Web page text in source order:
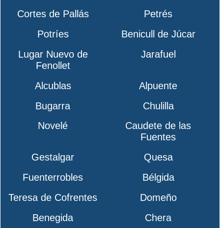
Cortes de Pallás
Petrés
Potríes
Benicull de Júcar
Lugar Nuevo de
Fenollet
Jarafuel
Alcublas
Alpuente
Bugarra
Chulilla
Novelé
Caudete de las
Fuentes
Gestalgar
Quesa
Fuenterrobles
Bélgida
Teresa de Cofrentes
Domeño
Benegida
Chera